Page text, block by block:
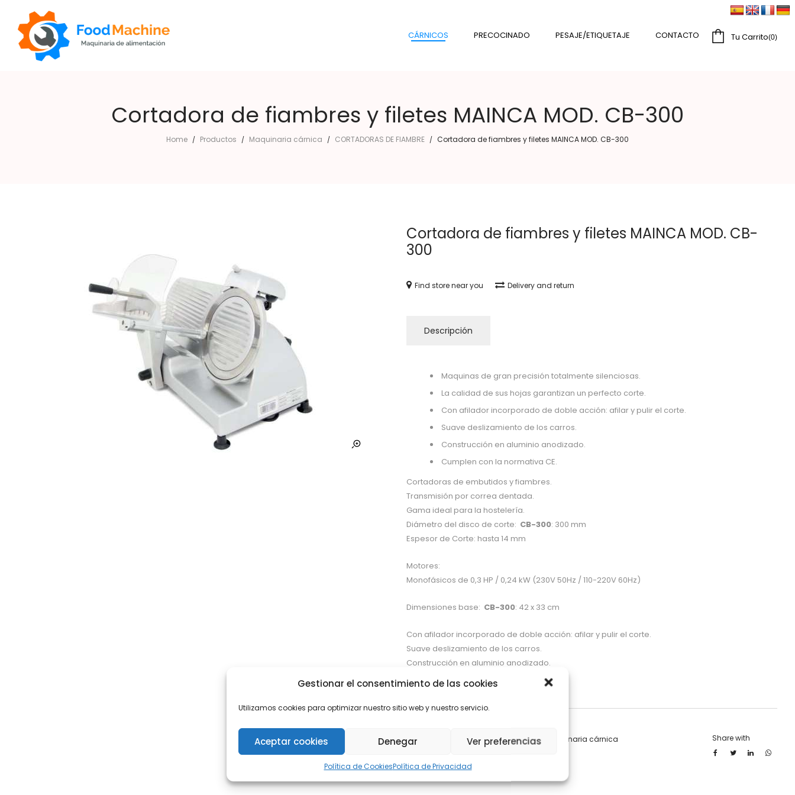
Gestionar el consentimiento de las cookies
Utilizamos cookies para optimizar nuestro sitio web y nuestro servicio.
Aceptar cookies Denegar Ver preferencias
Política de CookiesPolítica de Privacidad
Tu Carrito 0
CÁRNICOS PRECOCINADO PESAJE/ETIQUETAJE CONTACTO
Cortadora de fiambres y filetes MAINCA MOD. CB-300
Home / Productos / Maquinaria cárnica / CORTADORAS DE FIAMBRE / Cortadora de fiambres y filetes MAINCA MOD. CB-300
Cortadora de fiambres y filetes MAINCA MOD. CB-
300
Find store near you Delivery and return
Descripción
Maquinas de gran precisión totalmente silenciosas.
La calidad de sus hojas garantizan un perfecto corte.
Con afilador incorporado de doble acción: afilar y pulir el corte.
Suave deslizamiento de los carros.
Construcción en aluminio anodizado.
Cumplen con la normativa CE.
Cortadoras de embutidos y fiambres.
Transmisión por correa dentada.
Gama ideal para la hostelería.
Diámetro del disco de corte: CB-300: 300 mm
Espesor de Corte: hasta 14 mm
Motores:
Monofásicos de 0,3 HP / 0,24 kW (230V 50Hz / 110-220V 60Hz)
Dimensiones base: CB-300: 42 x 33 cm
Con afilador incorporado de doble acción: afilar y pulir el corte.
Suave deslizamiento de los carros.
Construcción en aluminio anodizado.
Cumple con la normativa CE.
Categorías: CORTADORAS DE FIAMBRE Maquinaria cárnica Share with